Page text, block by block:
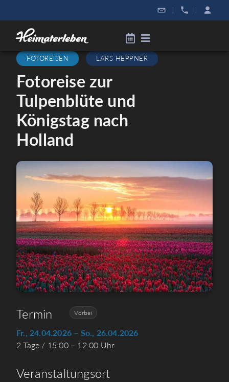
| |
FOTOREISEN LARS HEPPNER
Fotoreise zur
Tulpenblüte und
Königstag nach
Holland
Termin Vorbei
Fr., 24.04.2026 – So., 26.04.2026
2 Tage / 15:00 – 12:00 Uhr
Veranstaltungsort